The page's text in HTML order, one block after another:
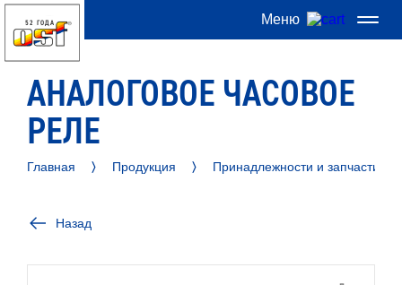
52 ГОДА Меню
АНАЛОГОВОЕ ЧАСОВОЕ
РЕЛЕ
Главная Продукция Принадлежности и запчасти
Назад